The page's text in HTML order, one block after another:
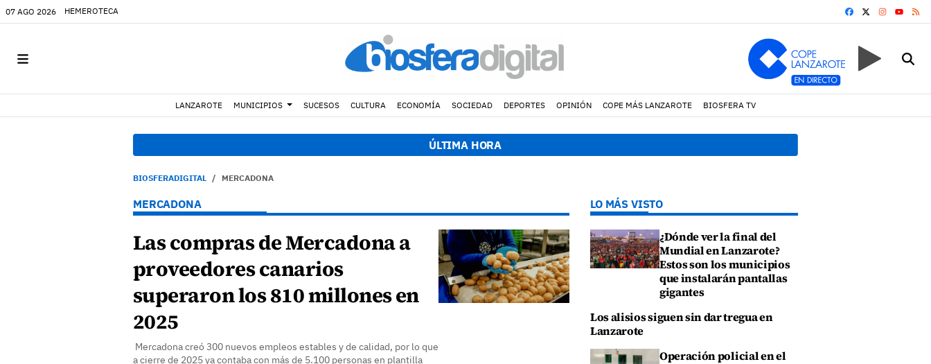
07 AGO 2026 HEMEROTECA FACEBOOK
YOUTUBE
LANZAROTE MUNICIPIOS SUCESOS CULTURA ECONOMÍA SOCIEDAD DEPORTES OPINIÓN COPE MÁS LANZAROTE BIOSFERA TV
ÚLTIMA HORA
BIOSFERADIGITAL MERCADONA
MERCADONA
Las compras de Mercadona a
proveedores canarios
superaron los 810 millones en
2025
Mercadona creó 300 nuevos empleos estables y de calidad, por lo que
a cierre de 2025 ya contaba con más de 5.100 personas en plantilla
LO MÁS VISTO
¿Dónde ver la final del
Mundial en Lanzarote?
Estos son los municipios
que instalarán pantallas
gigantes
Los alisios siguen sin dar tregua en
Lanzarote
Operación policial en el